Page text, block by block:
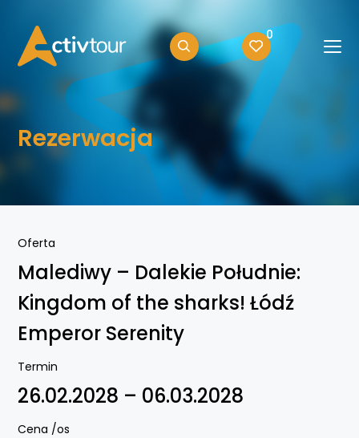
0
Rezerwacja
Oferta
Malediwy – Dalekie Południe:
Kingdom of the sharks! Łódź
Emperor Serenity
Termin
26.02.2028 – 06.03.2028
Cena /os